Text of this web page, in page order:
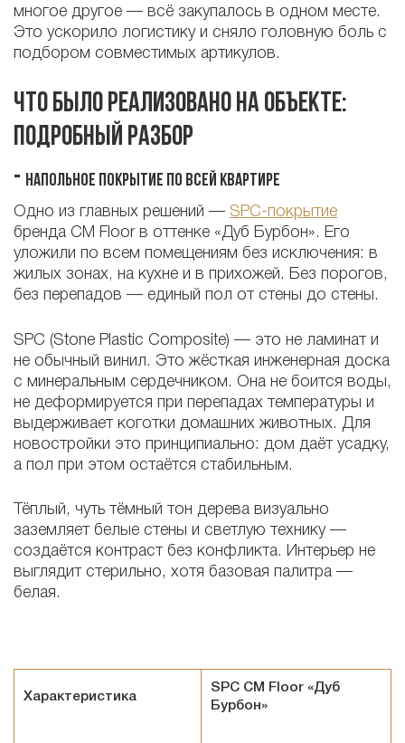
многое другое — всё закупалось в одном месте.
Это ускорило логистику и сняло головную боль с
подбором совместимых артикулов.
Что было реализовано на объекте:
подробный разбор
- Напольное покрытие по всей квартире
Одно из главных решений — SPC-покрытие
бренда CM Floor в оттенке «Дуб Бурбон». Его
уложили по всем помещениям без исключения: в
жилых зонах, на кухне и в прихожей. Без порогов,
без перепадов — единый пол от стены до стены.
SPC (Stone Plastic Composite) — это не ламинат и
не обычный винил. Это жёсткая инженерная доска
с минеральным сердечником. Она не боится воды,
не деформируется при перепадах температуры и
выдерживает коготки домашних животных. Для
новостройки это принципиально: дом даёт усадку,
а пол при этом остаётся стабильным.
Тёплый, чуть тёмный тон дерева визуально
заземляет белые стены и светлую технику —
создаётся контраст без конфликта. Интерьер не
выглядит стерильно, хотя базовая палитра —
белая.
Характеристика
SPC СM Floor «Дуб
Бурбон»